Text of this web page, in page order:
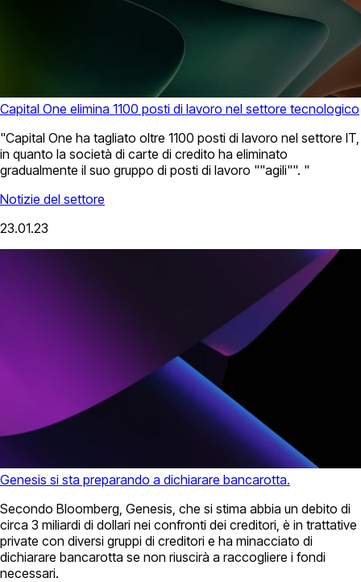
Capital One elimina 1100 posti di lavoro nel settore tecnologico
"Capital One ha tagliato oltre 1100 posti di lavoro nel settore IT,
in quanto la società di carte di credito ha eliminato
gradualmente il suo gruppo di posti di lavoro ""agili"". "
Notizie del settore
23.01.23
Genesis si sta preparando a dichiarare bancarotta.
Secondo Bloomberg, Genesis, che si stima abbia un debito di
circa 3 miliardi di dollari nei confronti dei creditori, è in trattative
private con diversi gruppi di creditori e ha minacciato di
dichiarare bancarotta se non riuscirà a raccogliere i fondi
necessari.